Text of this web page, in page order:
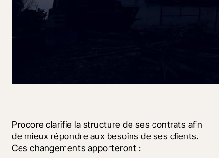
Procore clarifie la structure de ses contrats afin
de mieux répondre aux besoins de ses clients.
Ces changements apporteront :